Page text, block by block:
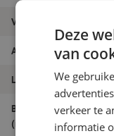
Vezelsoort
Aantal vezels
Lengte
Buitendiameter
(mm)
Deze
van
We
verkeer te
informatie